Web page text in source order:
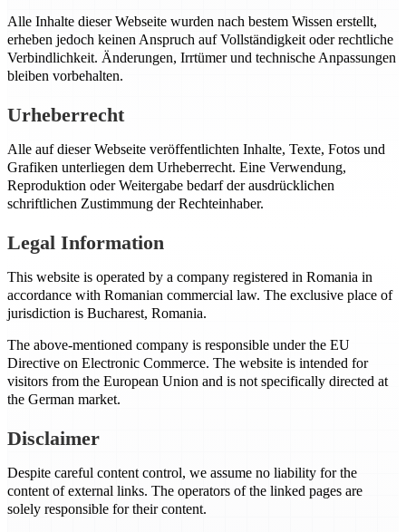
Alle Inhalte dieser Webseite wurden nach bestem Wissen erstellt,
erheben jedoch keinen Anspruch auf Vollständigkeit oder rechtliche
Verbindlichkeit. Änderungen, Irrtümer und technische Anpassungen
bleiben vorbehalten.
Urheberrecht
Alle auf dieser Webseite veröffentlichten Inhalte, Texte, Fotos und
Grafiken unterliegen dem Urheberrecht. Eine Verwendung,
Reproduktion oder Weitergabe bedarf der ausdrücklichen
schriftlichen Zustimmung der Rechteinhaber.
Legal Information
This website is operated by a company registered in Romania in
accordance with Romanian commercial law. The exclusive place of
jurisdiction is Bucharest, Romania.
The above-mentioned company is responsible under the EU
Directive on Electronic Commerce. The website is intended for
visitors from the European Union and is not specifically directed at
the German market.
Disclaimer
Despite careful content control, we assume no liability for the
content of external links. The operators of the linked pages are
solely responsible for their content.